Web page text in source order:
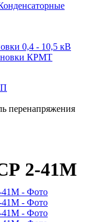
0,4 - 10,5 кВ
КРМТ
перенапряжения
2-41М